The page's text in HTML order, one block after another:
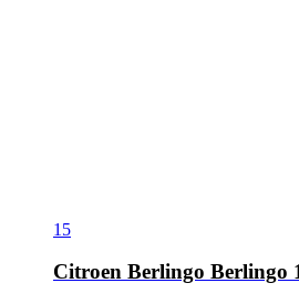
15
Citroen Berlingo Berlingo